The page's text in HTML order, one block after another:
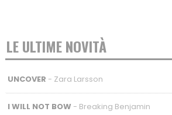
LE ULTIME NOVITÀ
UNCOVER - Zara Larsson
I WILL NOT BOW - Breaking Benjamin